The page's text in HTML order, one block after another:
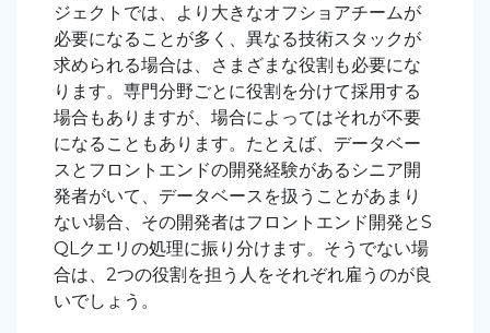
ジェクトでは、より大きなオフショアチームが
必要になることが多く、異なる技術スタックが
求められる場合は、さまざまな役割も必要にな
ります。専門分野ごとに役割を分けて採用する
場合もありますが、場合によってはそれが不要
になることもあります。たとえば、データベー
スとフロントエンドの開発経験があるシニア開
発者がいて、データベースを扱うことがあまり
ない場合、その開発者はフロントエンド開発とS
QLクエリの処理に振り分けます。そうでない場
合は、2つの役割を担う人をそれぞれ雇うのが良
いでしょう。